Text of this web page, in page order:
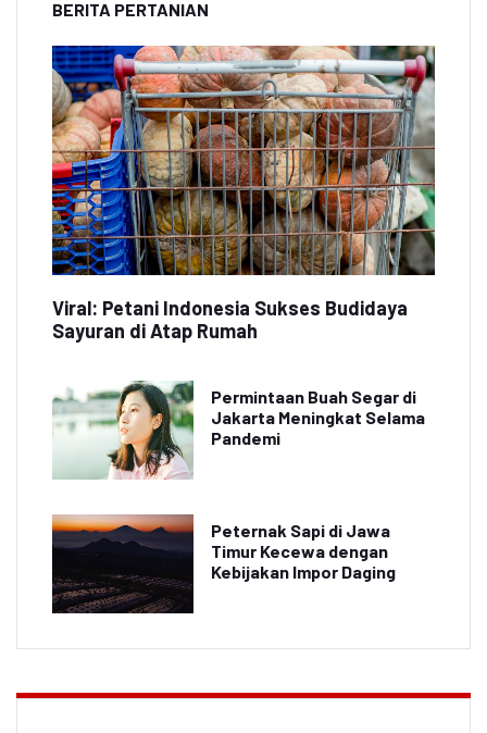
BERITA PERTANIAN
Viral: Petani Indonesia Sukses Budidaya
Sayuran di Atap Rumah
Permintaan Buah Segar di
Jakarta Meningkat Selama
Pandemi
Peternak Sapi di Jawa
Timur Kecewa dengan
Kebijakan Impor Daging